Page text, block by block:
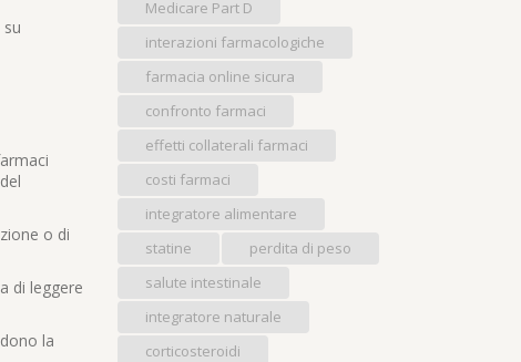
o di
di leggere
la
Medicare Part D
interazioni farmacologiche
farmacia online sicura
confronto farmaci
effetti collaterali farmaci
costi farmaci
integratore alimentare
statine
perdita di peso
salute intestinale
integratore naturale
corticosteroidi